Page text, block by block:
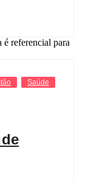
Saúde